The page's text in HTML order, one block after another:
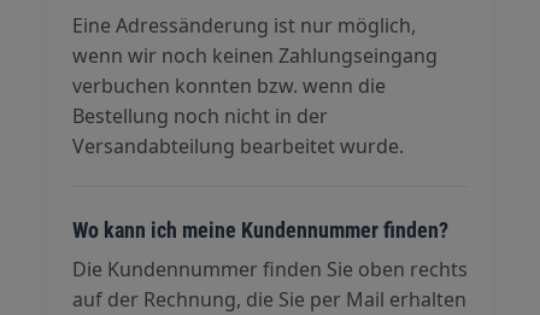
Eine Adressänderung ist nur möglich,
wenn wir noch keinen Zahlungseingang
verbuchen konnten bzw. wenn die
Bestellung noch nicht in der
Versandabteilung bearbeitet wurde.
Wo kann ich meine Kundennummer finden?
Die Kundennummer finden Sie oben rechts
auf der Rechnung, die Sie per Mail erhalten